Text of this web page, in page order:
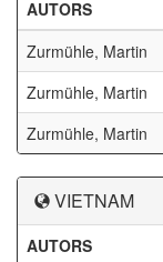
AUTORS
Zurmühle, Martin
Zurmühle, Martin
Zurmühle, Martin
VIETNAM
AUTORS